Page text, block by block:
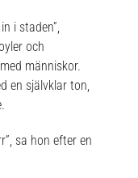
i staden”,
och
människor.
en självklar ton,
sa hon efter en